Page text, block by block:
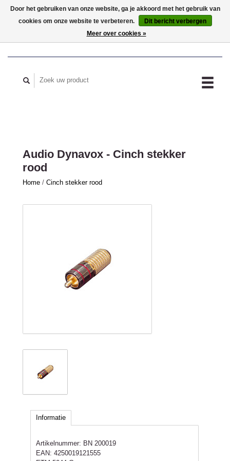
MIJN ACCOUNT
Audio Dynavox - Cinch stekker
rood
Home / Cinch stekker rood
Informatie
Artikelnummer: BN 200019
EAN: 4250019121555
Door het gebruiken van onze website, ga je akkoord met het gebruik van
cookies om onze website te verbeteren.
Dit bericht verbergen
Meer over cookies »